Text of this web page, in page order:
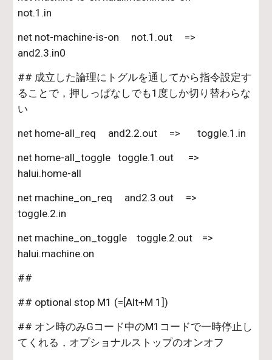
not.1.in
net not-machine-is-on     not.1.out     =>
and2.3.in0
## 成立した論理にトグルを通してから指令設定す
ることで，押しっぱなしでも1度しか切り替わらな
い
net home-all_req     and2.2.out     =>       toggle.1.in
net home-all_toggle   toggle.1.out      =>
halui.home-all
net machine_on_req     and2.3.out     =>
toggle.2.in
net machine_on_toggle    toggle.2.out    =>
halui.machine.on
##
## optional stop M1 (=[Alt+M 1])
## オン時のみGコード中のM1コードで一時停止し
てくれる，オプショナルストップのオンオフ